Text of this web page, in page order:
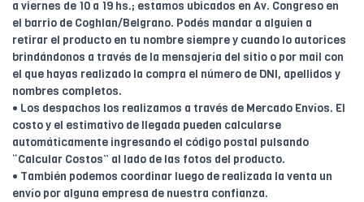
a viernes de 10 a 19 hs.; estamos ubicados en Av. Congreso en
el barrio de Coghlan/Belgrano. Podés mandar a alguien a
retirar el producto en tu nombre siempre y cuando lo autorices
brindándonos a través de la mensajería del sitio o por mail con
el que hayas realizado la compra el número de DNI, apellidos y
nombres completos.
• Los despachos los realizamos a través de Mercado Envíos. El
costo y el estimativo de llegada pueden calcularse
automáticamente ingresando el código postal pulsando
“Calcular Costos” al lado de las fotos del producto.
• También podemos coordinar luego de realizada la venta un
envío por alguna empresa de nuestra confianza.